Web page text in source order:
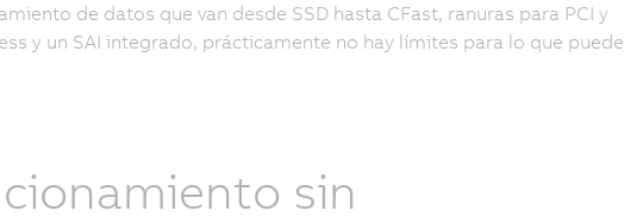
de datos que van desde SSD hasta CFast, ranuras para PCI y
y un SAI integrado, prácticamente no hay límites para lo que puede
sin